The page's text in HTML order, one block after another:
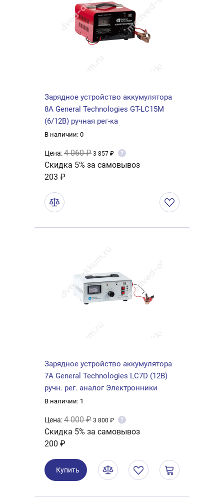
Зарядное устройство аккумулятора
8А General Technologies GT-LC15M
(6/12В) ручная рег-ка
В наличии: 0
Цена:4 060 ₽ 3 857 ₽ ?
Скидка 5% за самовывоз
203 ₽
Зарядное устройство аккумулятора
7А General Technologies LC7D (12В)
ручн. рег. аналог Электронники
В наличии: 1
Цена:4 000 ₽ 3 800 ₽ ?
Скидка 5% за самовывоз
200 ₽
Купить